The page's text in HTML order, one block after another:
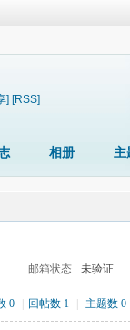
] [RSS]
相册 主
邮箱状态 未验证
0 回帖数 1 主题数 0